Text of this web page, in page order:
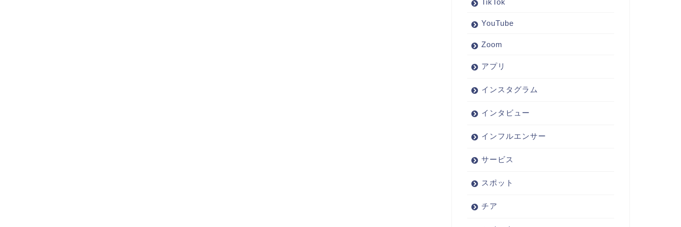
TikTok
YouTube
Zoom
アプリ
インスタグラム
インタビュー
インフルエンサー
サービス
スポット
チア